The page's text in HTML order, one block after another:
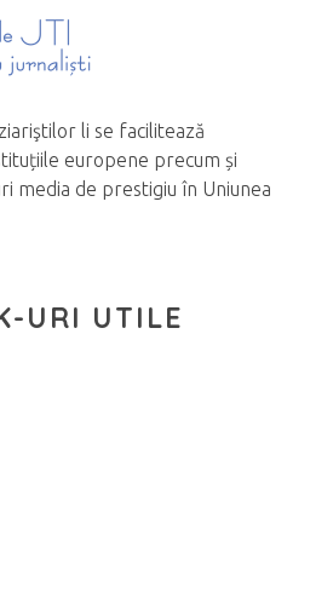
li se facilitează
europene precum și
media de prestigiu în Uniunea
URI UTILE